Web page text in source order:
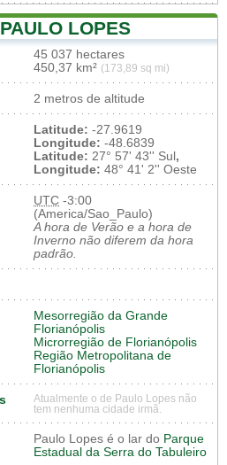
LOPES
45 037 hectares
450,37 km² (173,89 sq mi)
2 metros de altitude
Latitude: -27.9619
Longitude: -48.6839
Latitude: 27° 57' 43'' Sul,
Longitude: 48° 41' 2'' Oeste
UTC -3:00
(America/Sao_Paulo)
A hora de Verão e a hora de
Inverno não diferem da hora
padrão.
Mesorregião da Grande
Florianópolis
Microrregião de Florianópolis
Região Metropolitana de
Florianópolis
Atualmente o de Paulo Lopes não
tem nenhuma cidade irmã.
Paulo Lopes é o lar do Parque
Estadual da Serra do Tabuleiro